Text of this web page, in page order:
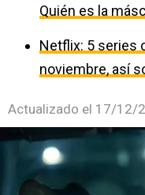
Quién es la
Netflix: 5 series
noviembre, así
Actualizado el 17/12/